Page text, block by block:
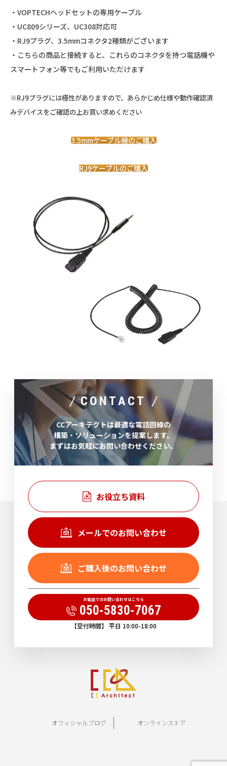
・VOPTECHヘッドセットの専用ケーブル
・UC809シリーズ、UC308対応可
・RJ9プラグ、3.5mmコネクタ2種類がございます
・こちらの商品と接続すると、これらのコネクタを持つ電話機や
スマートフォン等でもご利用いただけます
※RJ9プラグには極性がありますので、あらかじめ仕様や動作確認済
みデバイスをご確認の上お買い求めください
3.5mmケーブル線のご購入
RJ9ケーブルのご購入
CONTACT
CCアーキテクトは最適な電話回線の
構築・ソリューションを提案します。
まずはお気軽にお問い合わせください。
お役立ち資料
メールでのお問い合わせ
ご購入後のお問い合わせ
お電話でのお問い合わせはこちら
050-5830-7067
【受付時間】 平日 10:00-18:00
オフィシャルブログ オンラインストア